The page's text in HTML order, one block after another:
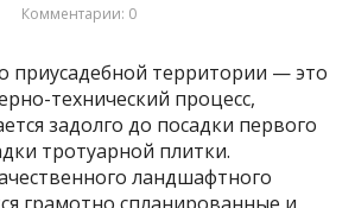
Комментарии: 0
приусадебной территории — это
технический процесс,
задолго до посадки первого
тротуарной плитки.
ландшафтного
грамотно спланированные и